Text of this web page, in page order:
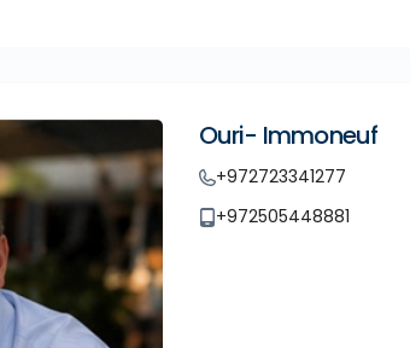
Ouri- Immoneuf
+972723341277
+972505448881